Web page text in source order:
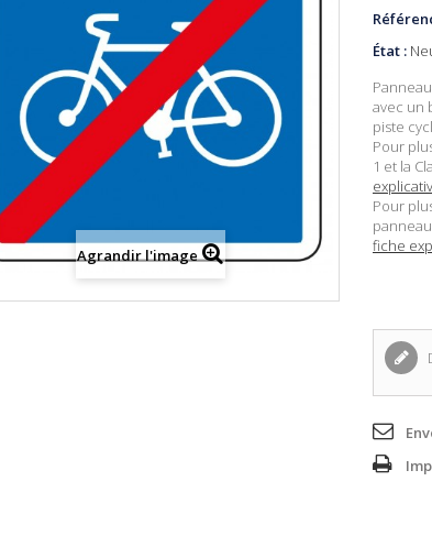
Agrandir l'image
État :
avec un
piste
Pour
1 et la
Pour
fiche